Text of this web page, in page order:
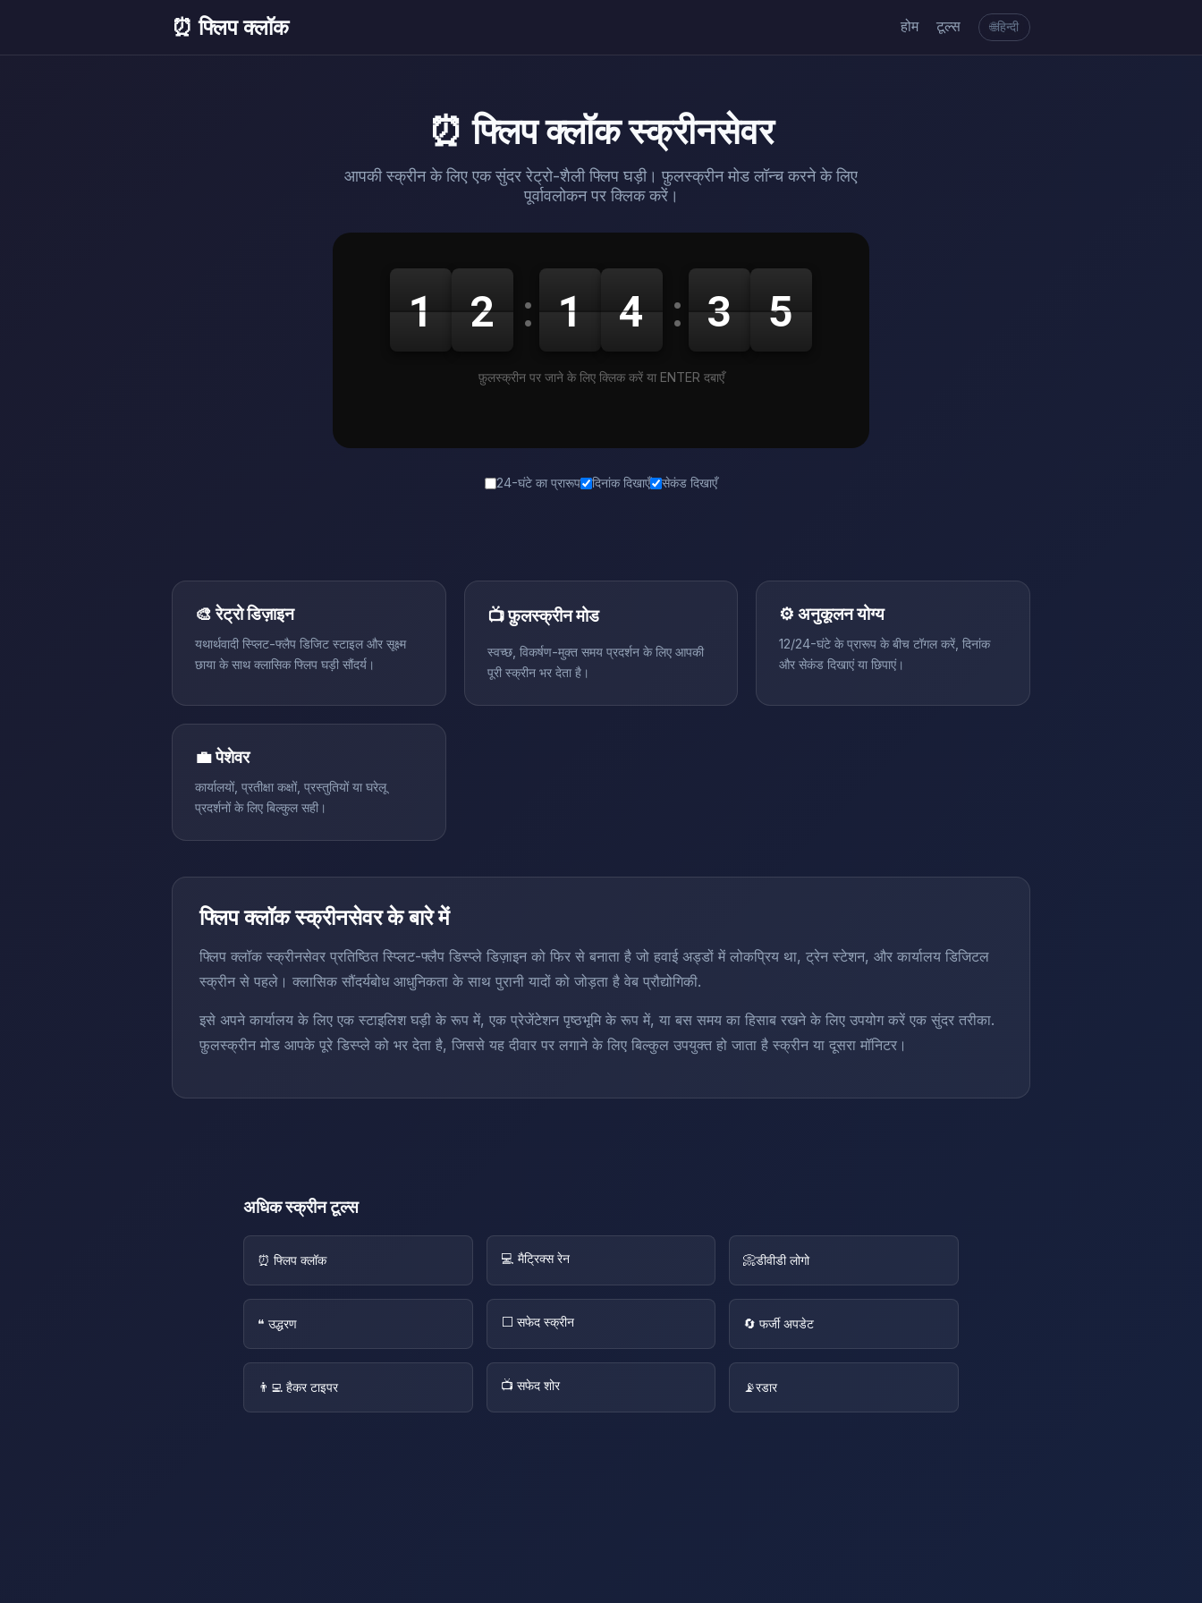
⏰ फ्लिप क्लॉक होम टूल्स 🌐हिन्दी
⏰ फ्लिप क्लॉक स्क्रीनसेवर
आपकी स्क्रीन के लिए एक सुंदर रेट्रो-शैली फ्लिप घड़ी। फ़ुलस्क्रीन मोड लॉन्च करने के लिए
पूर्वावलोकन पर क्लिक करें।
1 2 : 1 4 : 3 5
फ़ुलस्क्रीन पर जाने के लिए क्लिक करें या ENTER दबाएँ
24-घंटे का प्रारूप दिनांक दिखाएँ सेकंड दिखाएँ
🎨 रेट्रो डिज़ाइन
यथार्थवादी स्प्लिट-फ्लैप डिजिट स्टाइल और सूक्ष्म
छाया के साथ क्लासिक फ्लिप घड़ी सौंदर्य।
📺 फ़ुलस्क्रीन मोड
स्वच्छ, विकर्षण-मुक्त समय प्रदर्शन के लिए आपकी
पूरी स्क्रीन भर देता है।
⚙️ अनुकूलन योग्य
12/24-घंटे के प्रारूप के बीच टॉगल करें, दिनांक
और सेकंड दिखाएं या छिपाएं।
💼 पेशेवर
कार्यालयों, प्रतीक्षा कक्षों, प्रस्तुतियों या घरेलू
प्रदर्शनों के लिए बिल्कुल सही।
फ्लिप क्लॉक स्क्रीनसेवर के बारे में
फ्लिप क्लॉक स्क्रीनसेवर प्रतिष्ठित स्प्लिट-फ्लैप डिस्प्ले डिज़ाइन को फिर से बनाता है जो हवाई अड्डों में लोकप्रिय था, ट्रेन स्टेशन, और कार्यालय डिजिटल
स्क्रीन से पहले। क्लासिक सौंदर्यबोध आधुनिकता के साथ पुरानी यादों को जोड़ता है वेब प्रौद्योगिकी.
इसे अपने कार्यालय के लिए एक स्टाइलिश घड़ी के रूप में, एक प्रेजेंटेशन पृष्ठभूमि के रूप में, या बस समय का हिसाब रखने के लिए उपयोग करें एक सुंदर तरीका.
फ़ुलस्क्रीन मोड आपके पूरे डिस्प्ले को भर देता है, जिससे यह दीवार पर लगाने के लिए बिल्कुल उपयुक्त हो जाता है स्क्रीन या दूसरा मॉनिटर।
अधिक स्क्रीन टूल्स
⏰ फ्लिप क्लॉक 💻 मैट्रिक्स रेन 📀डीवीडी लोगो
❝ उद्धरण ⬜ सफेद स्क्रीन 🔄 फर्जी अपडेट
👨‍💻 हैकर टाइपर 📺 सफेद शोर 📡रडार